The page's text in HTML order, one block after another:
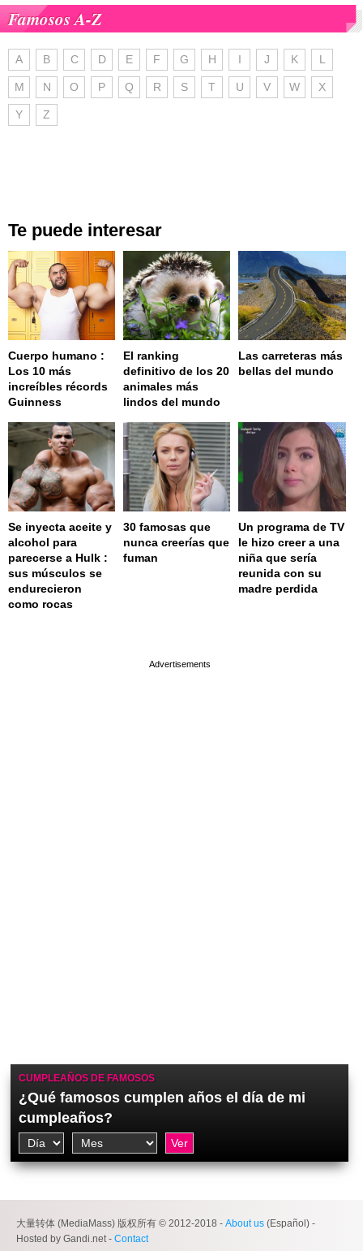
Famosos A-Z
A B C D E F G H I J K L
M N O P Q R S T U V W X
Y Z
Te puede interesar
Cuerpo humano :
Los 10 más
increíbles récords
Guinness
El ranking
definitivo de los 20
animales más
lindos del mundo
Las carreteras más
bellas del mundo
Se inyecta aceite y
alcohol para
parecerse a Hulk :
sus músculos se
endurecieron
como rocas
30 famosas que
nunca creerías que
fuman
Un programa de TV
le hizo creer a una
niña que sería
reunida con su
madre perdida
CUMPLEAÑOS DE FAMOSOS
¿Qué famosos cumplen años el día de mi
cumpleaños?
大量转体 (MediaMass) 版权所有 © 2012-2018 - About us (Español) -
Hosted by Gandi.net - Contact